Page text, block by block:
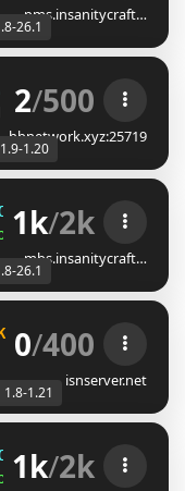
pms.insanitycraft…
26.1
| 1.9 - 1.20
Released!
2/500
hbnetwork.xyz:25719
1.9-1.20
|| 1.8 - 26.1
| Skyblock
1k/2k
mbs.insanitycraft…
26.1
-
[1.8 - 1.21]
FACTIONS
0/400
isnserver.net
1.8-1.21
|| 1.8 - 26.1
| Skyblock
1k/2k